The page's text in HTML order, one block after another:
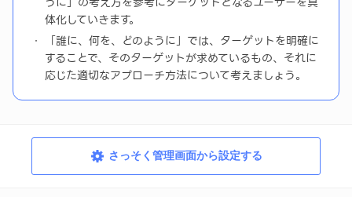
体化していきます。
「誰に、何を、どのように」では、ターゲットを明確に
することで、そのターゲットが求めているもの、それに
応じた適切なアプローチ方法について考えましょう。
さっそく管理画面から設定する